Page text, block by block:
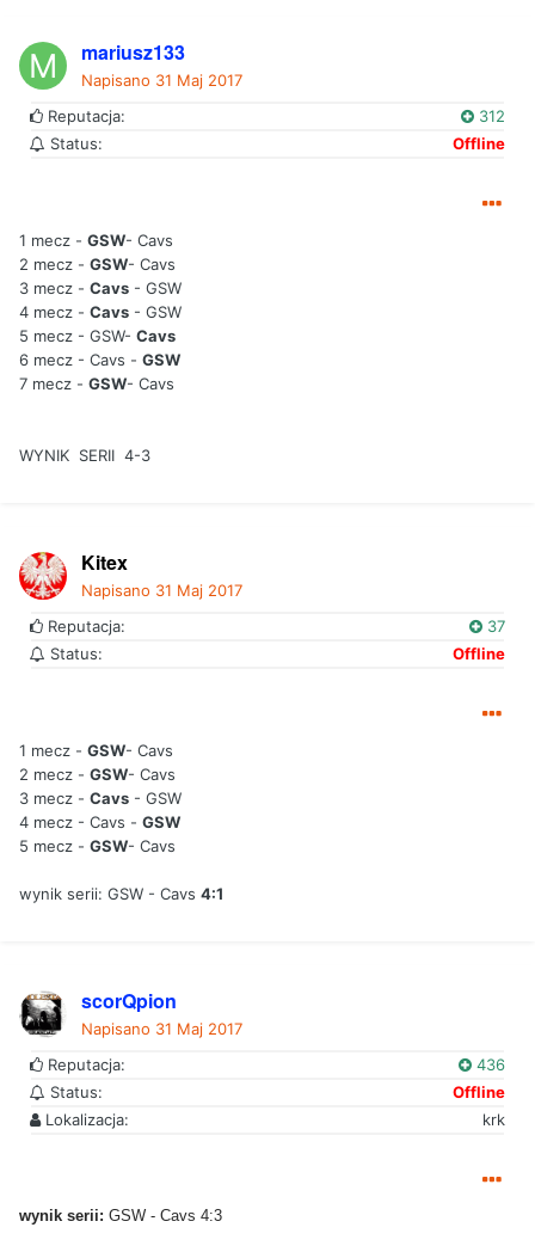
mariusz133
Napisano 31 Maj 2017
Reputacja:
312
Status:
Offline
1 mecz - GSW- Cavs
2 mecz - GSW- Cavs
3 mecz - Cavs - GSW
4 mecz - Cavs - GSW
5 mecz - GSW- Cavs
6 mecz - Cavs - GSW
7 mecz - GSW- Cavs
WYNIK SERII 4-3
Kitex
Napisano 31 Maj 2017
Reputacja:
37
Status:
Offline
1 mecz - GSW- Cavs
2 mecz - GSW- Cavs
3 mecz - Cavs - GSW
4 mecz - Cavs - GSW
5 mecz - GSW- Cavs
wynik serii: GSW - Cavs 4:1
scorQpion
Napisano 31 Maj 2017
Reputacja:
436
Status:
Offline
Lokalizacja:
krk
wynik serii: GSW - Cavs 4:3